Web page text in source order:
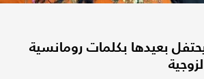
بعيدها بكلمات رومانسية